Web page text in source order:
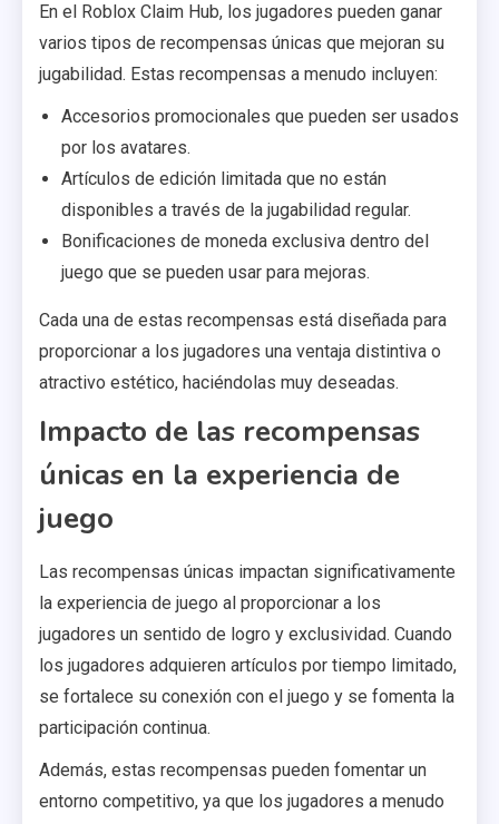
En el Roblox Claim Hub, los jugadores pueden ganar
varios tipos de recompensas únicas que mejoran su
jugabilidad. Estas recompensas a menudo incluyen:
Accesorios promocionales que pueden ser usados
por los avatares.
Artículos de edición limitada que no están
disponibles a través de la jugabilidad regular.
Bonificaciones de moneda exclusiva dentro del
juego que se pueden usar para mejoras.
Cada una de estas recompensas está diseñada para
proporcionar a los jugadores una ventaja distintiva o
atractivo estético, haciéndolas muy deseadas.
Impacto de las recompensas
únicas en la experiencia de
juego
Las recompensas únicas impactan significativamente
la experiencia de juego al proporcionar a los
jugadores un sentido de logro y exclusividad. Cuando
los jugadores adquieren artículos por tiempo limitado,
se fortalece su conexión con el juego y se fomenta la
participación continua.
Además, estas recompensas pueden fomentar un
entorno competitivo, ya que los jugadores a menudo